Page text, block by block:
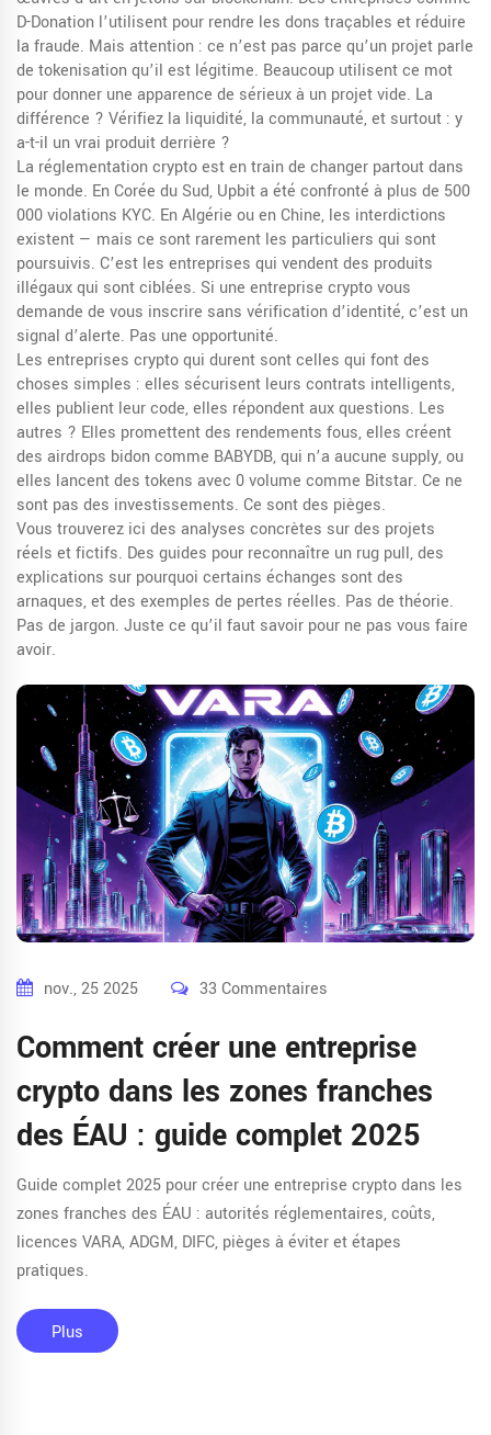
D-Donation l’utilisent pour rendre les dons traçables et réduire
la fraude. Mais attention : ce n’est pas parce qu’un projet parle
de tokenisation qu’il est légitime. Beaucoup utilisent ce mot
pour donner une apparence de sérieux à un projet vide. La
différence ? Vérifiez la liquidité, la communauté, et surtout : y
a-t-il un vrai produit derrière ?
La réglementation cryptoest en train de changer partout dans
le monde. En Corée du Sud, Upbit a été confronté à plus de 500
000 violations KYC. En Algérie ou en Chine, les interdictions
existent — mais ce sont rarement les particuliers qui sont
poursuivis. C’est les entreprises qui vendent des produits
illégaux qui sont ciblées. Si une entreprise crypto vous
demande de vous inscrire sans vérification d’identité, c’est un
signal d’alerte. Pas une opportunité.
Les entreprises crypto qui durent sont celles qui font des
choses simples : elles sécurisent leurs contrats intelligents,
elles publient leur code, elles répondent aux questions. Les
autres ? Elles promettent des rendements fous, elles créent
des airdrops bidon comme BABYDB, qui n’a aucune supply, ou
elles lancent des tokens avec 0 volume comme Bitstar. Ce ne
sont pas des investissements. Ce sont des pièges.
Vous trouverez ici des analyses concrètes sur des projets
réels et fictifs. Des guides pour reconnaître un rug pull, des
explications sur pourquoi certains échanges sont des
arnaques, et des exemples de pertes réelles. Pas de théorie.
Pas de jargon. Juste ce qu’il faut savoir pour ne pas vous faire
avoir.
nov., 25 2025 33 Commentaires
Comment créer une entreprise
crypto dans les zones franches
des ÉAU : guide complet 2025
Guide complet 2025 pour créer une entreprise crypto dans les
zones franches des ÉAU : autorités réglementaires, coûts,
licences VARA, ADGM, DIFC, pièges à éviter et étapes
pratiques.
Plus